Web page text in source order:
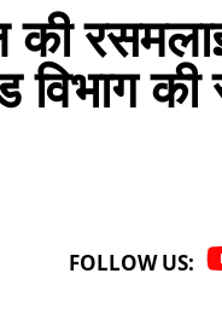
विभाग
FOLLOW US: